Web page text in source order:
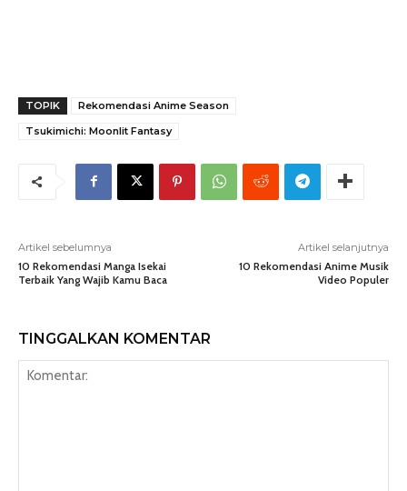
TOPIK
Rekomendasi Anime Season
Tsukimichi: Moonlit Fantasy
Artikel sebelumnya
10 Rekomendasi Manga Isekai
Terbaik Yang Wajib Kamu Baca
Artikel selanjutnya
10 Rekomendasi Anime Musik
Video Populer
TINGGALKAN KOMENTAR